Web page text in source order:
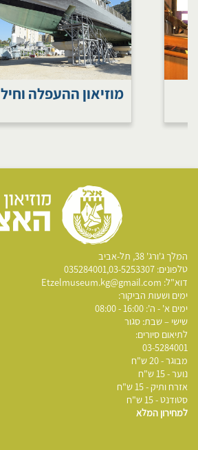
מוזיאון ההעפלה
​המלך ג'ורג' 38, תל-אביב
טלפונים:
035284001,03-5253307
דוא"ל: Etzelmuseum.kg@gmail.com
ימים ושעות הביקור:
​ימים א' - ה': 16:00 - 08:00
שישי – שבת: סגור
לתיאום סיורים:
03-5284001
מבוגר - 20 ש"ח
נוער - 15 ש"ח
אזרח ותיק - 15 ש"ח
סטודנט - 15 ש"ח
למחירון המלא